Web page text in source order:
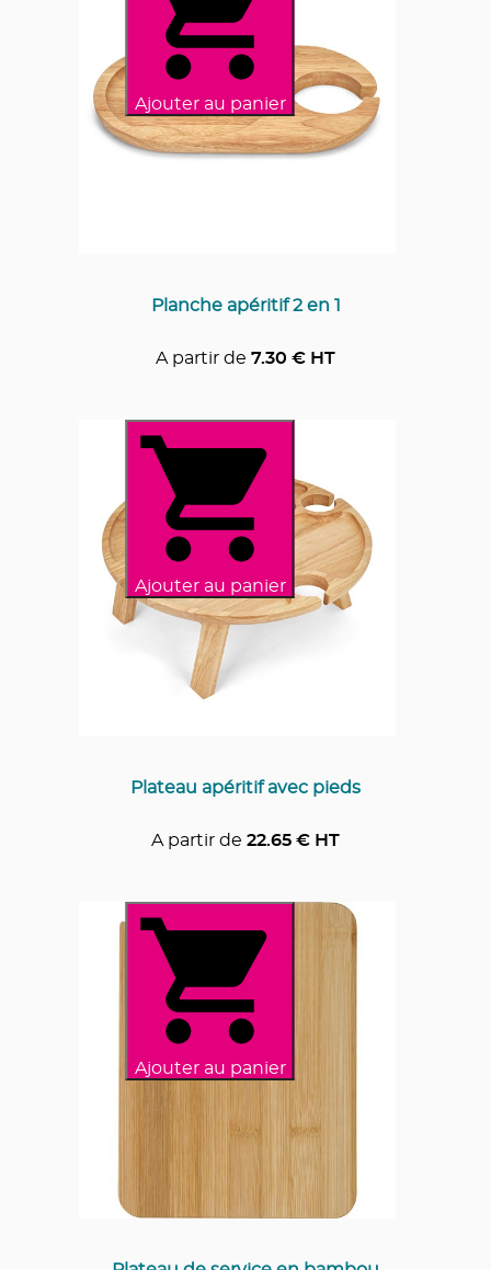
Ajouter au panier
Planche apéritif 2 en 1
A partir de 7.30 € HT
Ajouter au panier
Plateau apéritif avec pieds
A partir de 22.65 € HT
Ajouter au panier